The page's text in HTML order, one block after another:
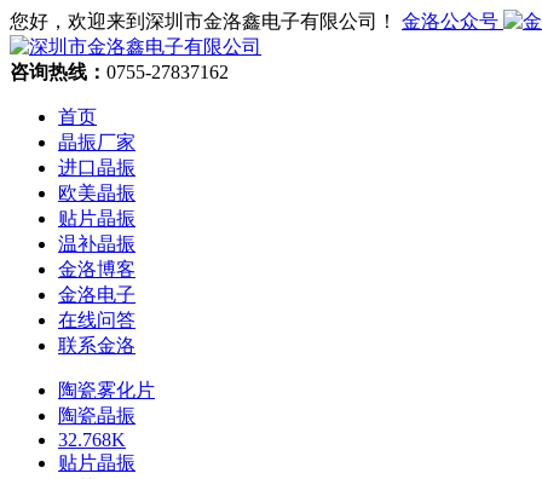
您好，欢迎来到深圳市金洛鑫电子有限公司！ 金洛公众号
咨询热线： 0755-27837162
首页
晶振厂家
进口晶振
欧美晶振
贴片晶振
温补晶振
金洛博客
金洛电子
在线问答
联系金洛
陶瓷雾化片
陶瓷晶振
32.768K
贴片晶振